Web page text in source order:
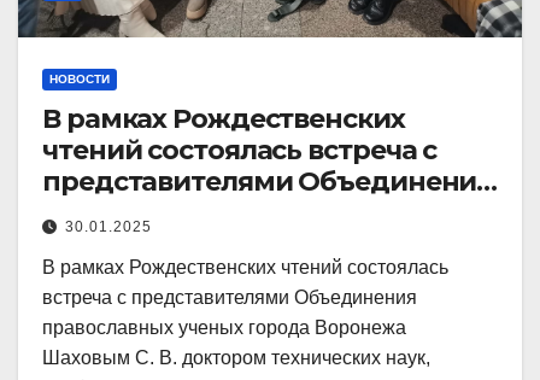
НОВОСТИ
В рамках Рождественских
чтений состоялась встреча с
представителями Объединения
православных ученых
30.01.2025
В рамках Рождественских чтений состоялась
встреча с представителями Объединения
православных ученых города Воронежа
Шаховым С. В. доктором технических наук,